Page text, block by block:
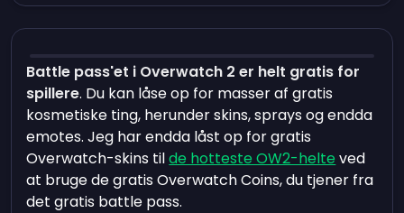
Battle pass'et i Overwatch 2 er helt gratis for
spillere. Du kan låse op for masser af gratis
kosmetiske ting, herunder skins, sprays og endda
emotes. Jeg har endda låst op for gratis
Overwatch-skins tilde hotteste OW2-helte ved
at bruge de gratis Overwatch Coins, du tjener fra
det gratis battle pass.